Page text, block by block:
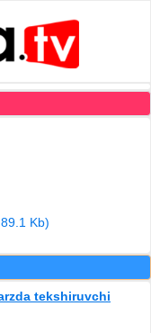
Kb)
tekshiruvchi